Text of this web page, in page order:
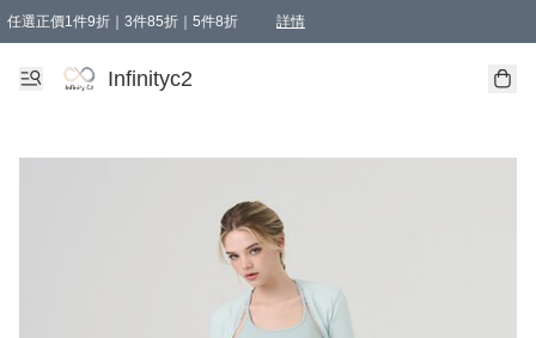
任選正價1件9折｜3件85折｜5件8折 詳情
精選商品，任選買1件或以上減HKD 20.00；買2件或以上減HKD 60.00；買3件
Infinityc2 wears 滿$800免運費
Bucks & Leather 滿$1000免運費
Infinityc2